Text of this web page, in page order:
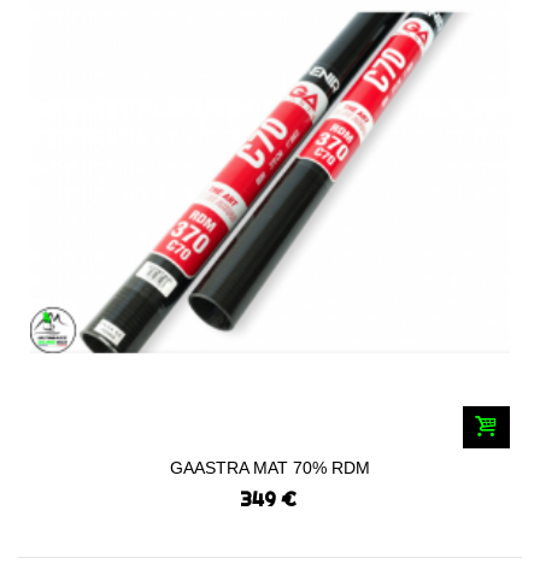
GAASTRA MAT 70% RDM
349 €